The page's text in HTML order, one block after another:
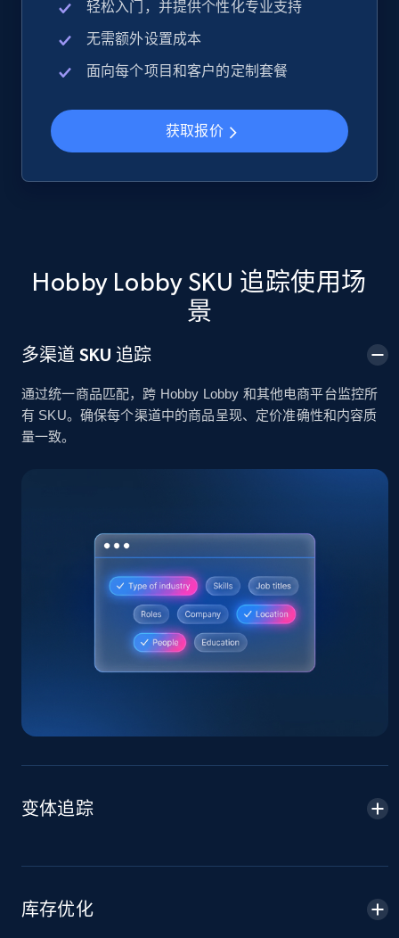
Google Shopping
URL, Product id, Title, Product description,
more.
web using keywords
URL, Product id, Title, Product description,
Rating, Reviews count, Images, Variations, and
2.4K+ 200+ 立即开始
and more.
355+ 立即开始
Home Depot US - Gather data on products
and more.
2.1K+
Home Depot US - Discover products by
specified URL
轻松入门，并提供个性化专业支持
无需额外设置成本
面向每个项目和客户的定制套餐
获取报价
Hobby Lobby SKU 追踪使用场
景
多渠道 SKU 追踪
通过统一商品匹配，跨 Hobby Lobby 和其他电商平台监控所
有 SKU。确保每个渠道中的商品呈现、定价准确性和内容质
量一致。
变体追踪
库存优化